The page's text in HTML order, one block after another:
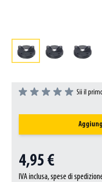
Sii il
4,95 €
IVA inclusa, spese di